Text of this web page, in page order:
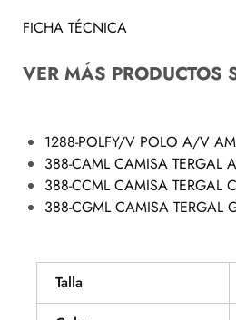
FICHA TÉCNICA
VER MÁS PRODUCTOS
1288-POLFY/V POLO A/V
388-CAML CAMISA TERGAL
388-CCML CAMISA TERGAL
388-CGML CAMISA TERGAL
Talla